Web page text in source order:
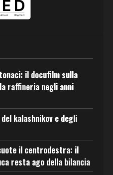
il docufilm sulla
raffineria negli anni
kalashnikov e degli
il centrodestra: il
resta ago della bilancia